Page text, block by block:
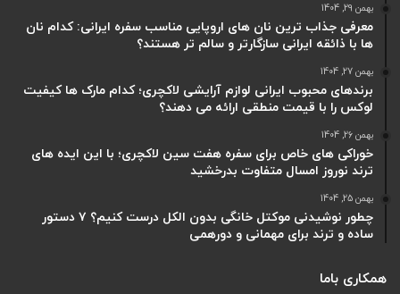
بهمن 29, 1404
معرفی جذاب ترین نان های اروپایی مناسب سفره ایرانی: کدام نان
ها با ذائقه ایرانی سازگارتر و سالم تر هستند؟
بهمن 27, 1404
برندهای محبوب ایرانی لوازم آرایشی لاکچری؛ کدام مارک ها کیفیت
لوکس را با قیمت منطقی ارائه می دهند؟
بهمن 26, 1404
خوراکی های خاص برای سفره هفت سین لاکچری؛ با این ایده های
ترند نوروز امسال متفاوت بدرخشید
بهمن 25, 1404
چطور نوشیدنی موکتل خانگی بدون الکل درست کنیم؟ ۷ دستور
ساده و ترند برای مهمانی و دورهمی
همکاری باما